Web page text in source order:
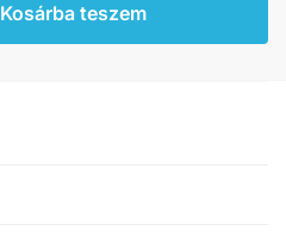
Kosárba teszem